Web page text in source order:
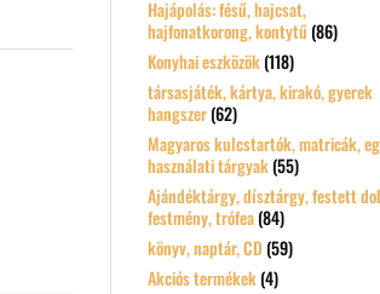
Hajápolás: fésű, hajcsat,
hajfonatkorong, kontytű(86)
Konyhai eszközök(118)
társasjáték, kártya, kirakó, gyerek
hangszer(62)
Magyaros kulcstartók, matricák,
használati tárgyak(55)
Ajándéktárgy, dísztárgy, festett
festmény, trófea(84)
könyv, naptár, CD (59)
Akciós termékek(4)